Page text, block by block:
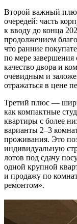
Второй важный
очередей: часть
к вводу до конца
продолжением
что ранние
по мере завершения
качество двора и
очевидным и
отражаться в цене
Третий плюс —
как компактные
квартиры с более
варианты 2–3
проживания. Это
индивидуальную
лотов под сдачу
одной крупной
и продажу по
ремонтом».